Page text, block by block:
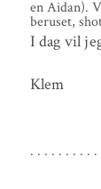
en Aidan).
beruset,
I dag vil
Klem